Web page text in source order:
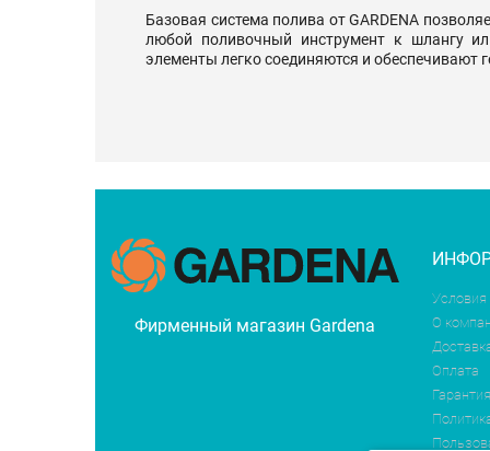
Базовая система полива от GARDENA
любой поливочный инструмент к шлангу
элементы легко соединяются и обеспечивают
Фирменный магазин Gardena
Условия
О
Оплата